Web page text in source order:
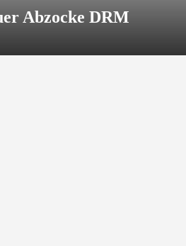
Abzocke DRM